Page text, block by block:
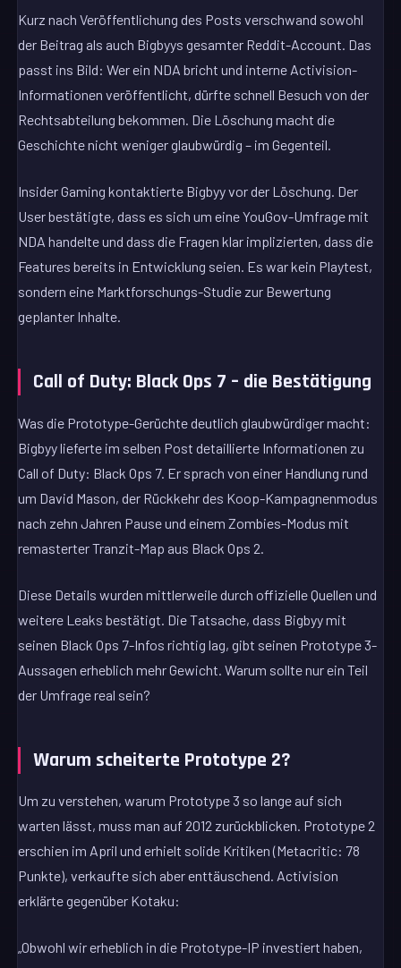
Kurz nach Veröffentlichung des Posts verschwand sowohl
der Beitrag als auch Bigbyys gesamter Reddit-Account. Das
passt ins Bild: Wer ein NDA bricht und interne Activision-
Informationen veröffentlicht, dürfte schnell Besuch von der
Rechtsabteilung bekommen. Die Löschung macht die
Geschichte nicht weniger glaubwürdig – im Gegenteil.
Insider Gaming kontaktierte Bigbyy vor der Löschung. Der
User bestätigte, dass es sich um eine YouGov-Umfrage mit
NDA handelte und dass die Fragen klar implizierten, dass die
Features bereits in Entwicklung seien. Es war kein Playtest,
sondern eine Marktforschungs-Studie zur Bewertung
geplanter Inhalte.
Call of Duty: Black Ops 7 – die Bestätigung
Was die Prototype-Gerüchte deutlich glaubwürdiger macht:
Bigbyy lieferte im selben Post detaillierte Informationen zu
Call of Duty: Black Ops 7. Er sprach von einer Handlung rund
um David Mason, der Rückkehr des Koop-Kampagnenmodus
nach zehn Jahren Pause und einem Zombies-Modus mit
remasterter Tranzit-Map aus Black Ops 2.
Diese Details wurden mittlerweile durch offizielle Quellen und
weitere Leaks bestätigt. Die Tatsache, dass Bigbyy mit
seinen Black Ops 7-Infos richtig lag, gibt seinen Prototype 3-
Aussagen erheblich mehr Gewicht. Warum sollte nur ein Teil
der Umfrage real sein?
Warum scheiterte Prototype 2?
Um zu verstehen, warum Prototype 3 so lange auf sich
warten lässt, muss man auf 2012 zurückblicken. Prototype 2
erschien im April und erhielt solide Kritiken (Metacritic: 78
Punkte), verkaufte sich aber enttäuschend. Activision
erklärte gegenüber Kotaku:
„Obwohl wir erheblich in die Prototype-IP investiert haben,